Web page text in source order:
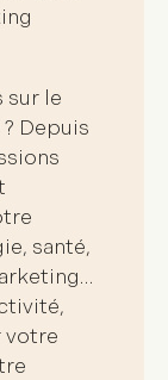
sur le
? Depuis
santé,
votre